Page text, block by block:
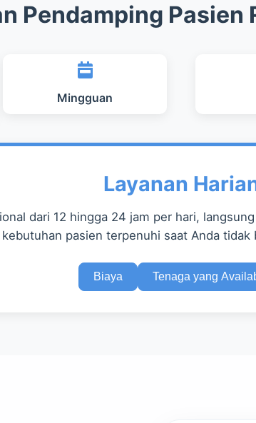
Pendamping Pasien
Mingguan
Layanan
dari 12 hingga 24 jam per hari,
kebutuhan pasien terpenuhi saat Anda tidak
Biaya Tenaga yang